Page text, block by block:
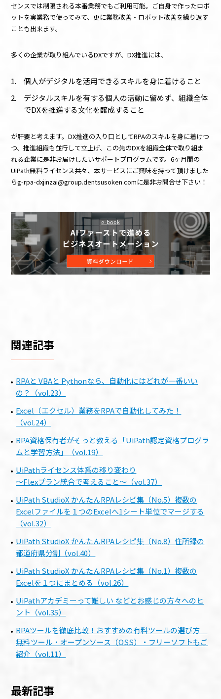
センスでは制限される本番業務でもご利用可能。ご自身で作ったロボ
ットを実業務で使ってみて、更に業務改善・ロボット改善を繰り返す
ことも出来ます。
多くの企業が取り組んでいるDXですが、DX推進には、
個人がデジタルを活用できるスキルを身に着けること
デジタルスキルを有する個人の活動に留めず、組織全体
でDXを推進する文化を醸成すること
が肝要と考えます。DX推進の入り口としてRPAのスキルを身に着けつ
つ、推進組織も並行して立上げ、この先のDXを組織全体で取り組ま
れる企業に是非お届けしたいサポートプログラムです。6ヶ月間の
UiPath無料ライセンス共々、本サービスにご興味を持って頂けました
らg-rpa-dxjinzai@group.dentsusoken.comに是非お問合せ下さい！
関連記事
RPAと VBAと Pythonなら、自動化にはどれが一番いい
の？（vol.23）
Excel（エクセル）業務をRPAで自動化してみた！
（vol.24）
RPA資格保有者がそっと教える「UiPath認定資格プログラ
ムと学習方法」（vol.19）
UiPathライセンス体系の移り変わり
～Flexプラン統合で考えること～（vol.37）
UiPath StudioX かんたんRPAレシピ集（No.5）複数の
Excelファイルを１つのExcelへ1シート単位でマージする
（vol.32）
UiPath StudioX かんたんRPAレシピ集（No.8）住所録の
都道府県分割（vol.40）
UiPath StudioX かんたんRPAレシピ集（No.1）複数の
Excelを１つにまとめる（vol.26）
UiPathアカデミーって難しい などとお感じの方々へのヒ
ント（vol.35）
RPAツールを徹底比較！おすすめの有料ツールの選び方
無料ツール・オープンソース（OSS）・フリーソフトもご
紹介（vol.11）
最新記事